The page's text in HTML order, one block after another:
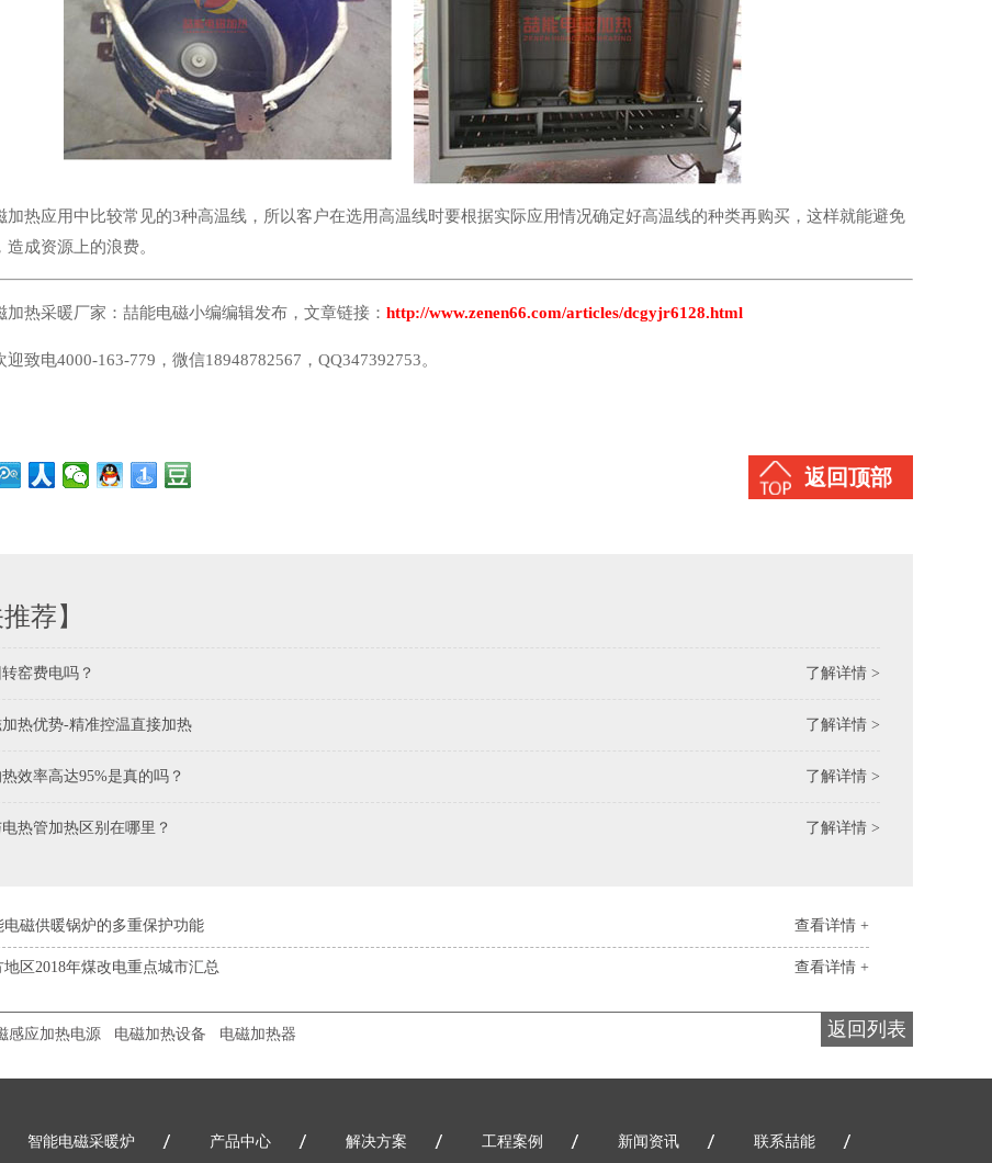
加热应用中比较常见的3种高温线，所以客户在选用高温线时要根据实际应用情况确定好高温线的种类再购买，这样就能避免
成资源上的浪费。
加热采暖厂家：喆能电磁小编编辑发布，文章链接： http://www.zenen66.com/articles/dcgyjr6128.html
迎致电4000-163-779，微信18948782567，QQ347392753。
返回顶部
荐】
了解详情 >
窑费电吗？
了解详情 >
热优势-精准控温直接加热
了解详情 >
效率高达95%是真的吗？
了解详情 >
热管加热区别在哪里？
查看详情 +
电磁供暖锅炉的多重保护功能
查看详情 +
地区2018年煤改电重点城市汇总
返回列表
感应加热电源 电磁加热设备 电磁加热器
智能电磁采暖炉 产品中心 解决方案 工程案例 新闻资讯 联系喆能